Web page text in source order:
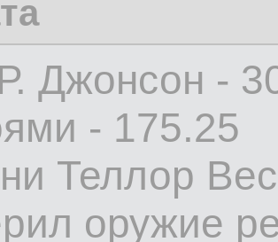
Джонсон -
- 175.25
Теллор
оружие